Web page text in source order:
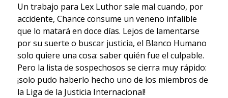
Un trabajo para Lex Luthor sale mal cuando, por
accidente, Chance consume un veneno infalible
que lo matará en doce días. Lejos de lamentarse
por su suerte o buscar justicia, el Blanco Humano
solo quiere una cosa: saber quién fue el culpable.
Pero la lista de sospechosos se cierra muy rápido:
¡solo pudo haberlo hecho uno de los miembros de
la Liga de la Justicia Internacional!